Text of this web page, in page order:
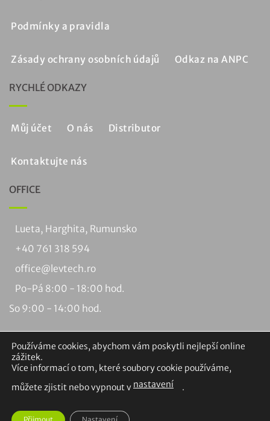
Podmínky a pravidla
Zásady ochrany osobních údajů Odkaz na ANPC
RYCHLÉ ODKAZY
Můj účet O nás Distributor
Kontaktujte nás
OFFICE
Lueta, Harghita, Rumunsko
+40 761 318 594
office@levtech.ro
Po-Pá 8:00 - 18:00 hod.
So 9:00 - 14:00 hod.
Visa PayPal MasterCardDobírka
Autorská práva 2026 ©Levtech Service and Production SRL.
Používáme cookies, abychom vám poskytli nejlepší online
zážitek.
Více informací o tom, které soubory cookie používáme,
můžete zjistit nebo vypnout v nastavení .